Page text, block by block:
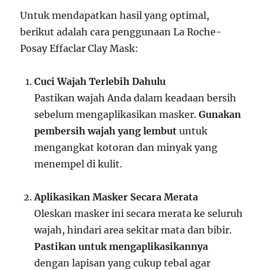
Untuk mendapatkan hasil yang optimal,
berikut adalah cara penggunaan La Roche-
Posay Effaclar Clay Mask:
Cuci Wajah Terlebih Dahulu
Pastikan wajah Anda dalam keadaan bersih
sebelum mengaplikasikan masker.Gunakan
pembersih wajah yang lembut untuk
mengangkat kotoran dan minyak yang
menempel di kulit.
Aplikasikan Masker Secara Merata
Oleskan masker ini secara merata ke seluruh
wajah, hindari area sekitar mata dan bibir.
Pastikan untuk mengaplikasikannya
dengan lapisan yang cukup tebal agar